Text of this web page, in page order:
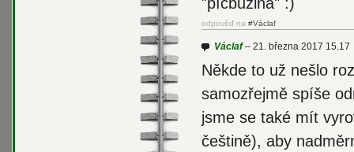
odpověď na #Václaf
Václaf 21. března 2017 15.17
Někde to už nešlo
samozřejmě spíše
jsme se také mít
češtině), aby